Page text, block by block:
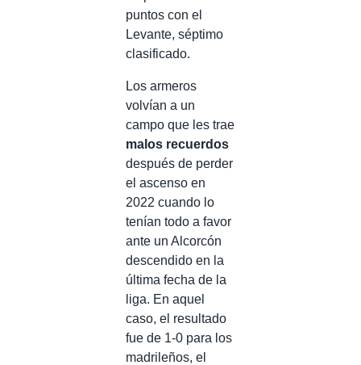
puntos con el
Levante, séptimo
clasificado.
Los armeros
volvían a un
campo que les trae
malos recuerdos
después de perder
el ascenso en
2022 cuando lo
tenían todo a favor
ante un Alcorcón
descendido en la
última fecha de la
liga. En aquel
caso, el resultado
fue de 1-0 para los
madrileños, el